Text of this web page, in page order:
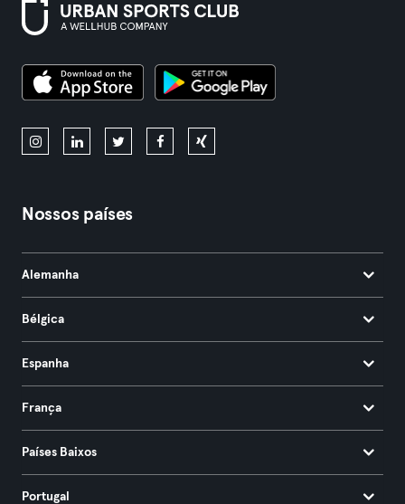
Nossos países
Alemanha
Bélgica
Espanha
França
Países Baixos
Portugal